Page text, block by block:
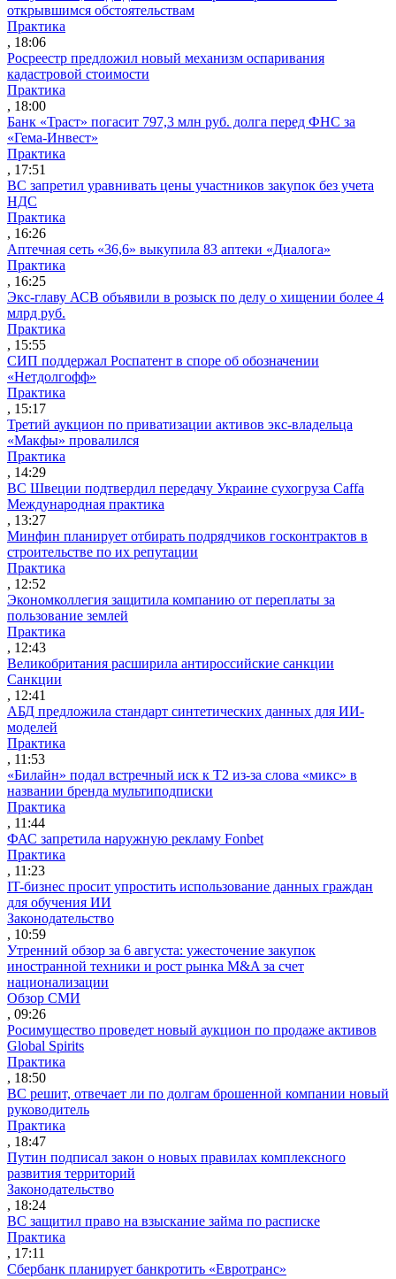
открывшимся обстоятельствам
Практика
, 18:06
Росреестр предложил новый механизм оспаривания
кадастровой стоимости
Практика
, 18:00
Банк «Траст» погасит 797,3 млн руб. долга перед ФНС за
«Гема-Инвест»
Практика
, 17:51
ВС запретил уравнивать цены участников закупок без учета
НДС
Практика
, 16:26
Аптечная сеть «36,6» выкупила 83 аптеки «Диалога»
Практика
, 16:25
Экс-главу АСВ объявили в розыск по делу о хищении более 4
млрд руб.
Практика
, 15:55
СИП поддержал Роспатент в споре об обозначении
«Нетдолгофф»
Практика
, 15:17
Третий аукцион по приватизации активов экс-владельца
«Макфы» провалился
Практика
, 14:29
ВС Швеции подтвердил передачу Украине сухогруза Caffa
Международная практика
, 13:27
Минфин планирует отбирать подрядчиков госконтрактов в
строительстве по их репутации
Практика
, 12:52
Экономколлегия защитила компанию от переплаты за
пользование землей
Практика
, 12:43
Великобритания расширила антироссийские санкции
Санкции
, 12:41
АБД предложила стандарт синтетических данных для ИИ-
моделей
Практика
, 11:53
«Билайн» подал встречный иск к Т2 из-за слова «микс» в
названии бренда мультиподписки
Практика
, 11:44
ФАС запретила наружную рекламу Fonbet
Практика
, 11:23
IT-бизнес просит упростить использование данных граждан
для обучения ИИ
Законодательство
, 10:59
Утренний обзор за 6 августа: ужесточение закупок
иностранной техники и рост рынка M&A за счет
национализации
Обзор СМИ
, 09:26
Росимущество проведет новый аукцион по продаже активов
Global Spirits
Практика
, 18:50
ВС решит, отвечает ли по долгам брошенной компании новый
руководитель
Практика
, 18:47
Путин подписал закон о новых правилах комплексного
развития территорий
Законодательство
, 18:24
ВС защитил право на взыскание займа по расписке
Практика
, 17:11
Сбербанк планирует банкротить «Евротранс»